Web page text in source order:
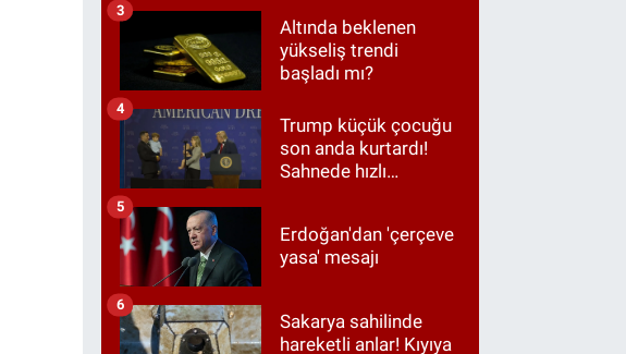
Altında beklenen
yükseliş trendi
başladı mı?
3
Trump küçük çocuğu
son anda kurtardı!
Sahnede hızlı
4
Erdoğan'dan 'çerçeve
yasa' mesajı
5
Sakarya sahilinde
hareketli anlar! Kıyıya
6